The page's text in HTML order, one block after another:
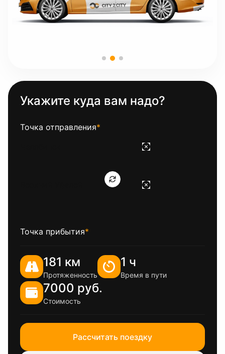
Укажите куда вам надо?
Точка отправления*
Точка прибытия*
181 км
Протяженность
1 ч
Время в пути
7000 руб.
Стоимость
Рассчитать поездку